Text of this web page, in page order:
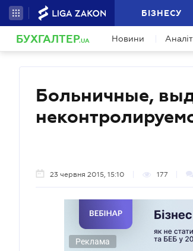
БІЗНЕСУ
БУХГАЛТЕР.UA Новини
Больничные,
23 червня 2015, 15:10 177
Реклама